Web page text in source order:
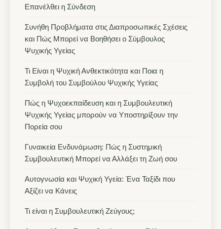
Επανέλθει η Σύνδεση
Συνήθη Προβλήματα στις Διαπροσωπικές Σχέσεις
και Πώς Μπορεί να Βοηθήσει ο Σύμβουλος
Ψυχικής Υγείας
Τι Είναι η Ψυχική Ανθεκτικότητα και Ποια η
Συμβολή του Συμβούλου Ψυχικής Υγείας
Πώς η Ψυχοεκπαίδευση και η Συμβουλευτική
Ψυχικής Υγείας μπορούν να Υποστηρίξουν την
Πορεία σου
Γυναικεία Ενδυνάμωση: Πώς η Συστημική
Συμβουλευτική Μπορεί να Αλλάξει τη Ζωή σου
Αυτογνωσία και Ψυχική Υγεία: Ένα Ταξίδι που
Αξίζει να Κάνεις
Τι είναι η Συμβουλευτική Ζεύγους;